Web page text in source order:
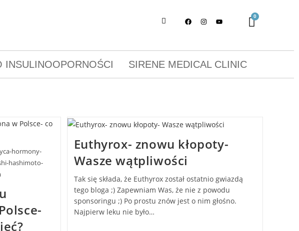
INSULINOOPORNOŚCI SIRENE MEDICAL CLINIC
hormony-
hashimoto-
Euthyrox- znowu kłopoty-
Wasze wątpliwości
Tak się składa, że Euthyrox został ostatnio gwiazdą
tego bloga ;) Zapewniam Was, że nie z powodu
sponsoringu ;) Po prostu znów jest o nim głośno.
Najpierw leku nie było…